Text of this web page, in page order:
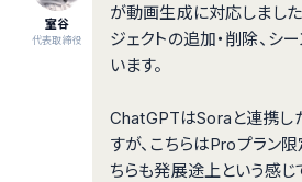
室谷
代表取締役
が動画生成に対応しまし
ジェクトの追加・削除、シ
います。
ChatGPTはSoraと連携し
すが、こちらはProプラン
ちらも発展途上という感じ